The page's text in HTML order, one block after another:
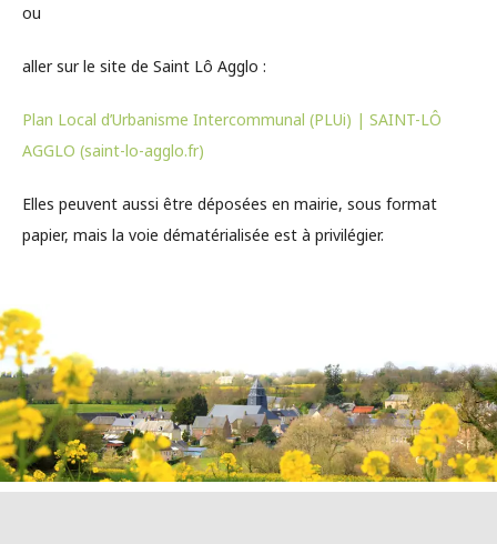
ou
aller sur le site de Saint Lô Agglo :
Plan Local d’Urbanisme Intercommunal (PLUi) | SAINT-LÔ
AGGLO (saint-lo-agglo.fr)
Elles peuvent aussi être déposées en mairie, sous format
papier, mais la voie dématérialisée est à privilégier.